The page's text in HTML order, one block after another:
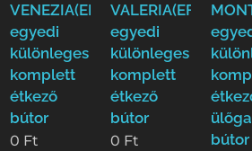
VENEZIA(EFE)Luxus
egyedi
különleges
komplett
étkező
bútor
0 Ft
VALERIA(EFE)Luxus
egyedi
különleges
komplett
étkező
bútor
0 Ft
bútor